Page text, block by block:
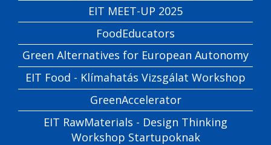
EIT MEET-UP 2025
FoodEducators
Green Alternatives for European Autonomy
EIT Food - Klímahatás Vizsgálat Workshop
GreenAccelerator
EIT RawMaterials - Design Thinking
Workshop Startupoknak